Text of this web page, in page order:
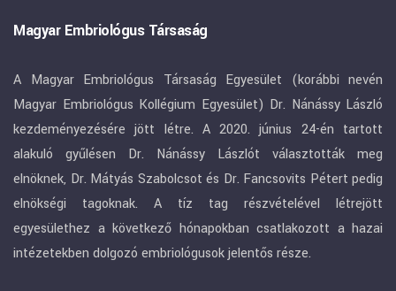
Magyar Embriológus Társaság
A Magyar Embriológus Társaság Egyesület (korábbi nevén
Magyar Embriológus Kollégium Egyesület) Dr. Nánássy László
kezdeményezésére jött létre. A 2020. június 24-én tartott
alakuló gyűlésen Dr. Nánássy Lászlót választották meg
elnöknek, Dr. Mátyás Szabolcsot és Dr. Fancsovits Pétert pedig
elnökségi tagoknak. A tíz tag részvételével létrejött
egyesülethez a következő hónapokban csatlakozott a hazai
intézetekben dolgozó embriológusok jelentős része.